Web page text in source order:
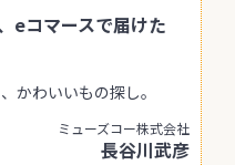
eコマースで届けた
かわいいもの探し。
ミューズコー株式会社
長谷川武彦